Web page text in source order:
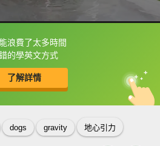
浪費了太多時間
的學英文方式
了解詳情
幕可以直接查字典喔！
中
英
dogs gravity 地心引力